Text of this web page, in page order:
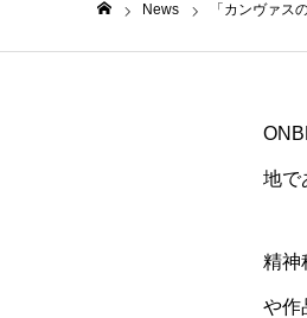
News 「カンヴァス
地で
精神
や作